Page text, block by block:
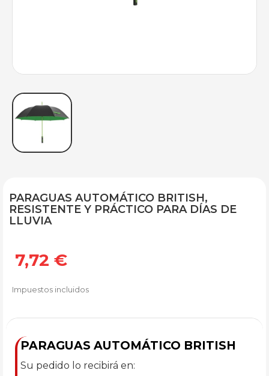
PARAGUAS AUTOMÁTICO BRITISH,
RESISTENTE Y PRÁCTICO PARA DÍAS DE
LLUVIA
7,72 €
Impuestos incluidos
PARAGUAS AUTOMÁTICO BRITISH
Su pedido lo recibirá en: